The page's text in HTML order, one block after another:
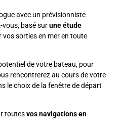
avec un prévisionniste
basé surune étude
vos sorties en mer en toute
de votre bateau, pour
rencontrerez au cours de votre
le choix de la fenêtre de départ
toutesvos navigations en